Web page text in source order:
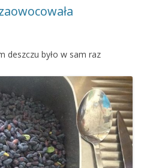
deszczu było w sam raz